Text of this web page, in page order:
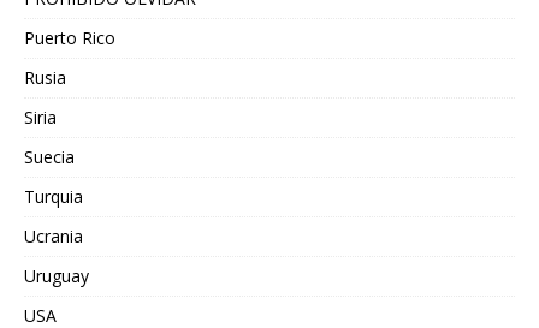
Puerto Rico
Rusia
Siria
Suecia
Turquia
Ucrania
Uruguay
USA